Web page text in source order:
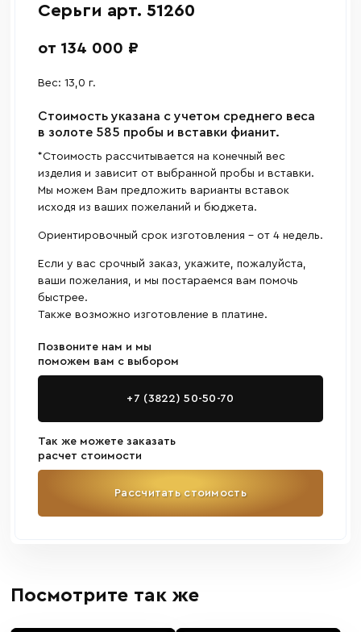
Серьги арт. 51260
от 134 000 ₽
Вес: 13,0 г.
Cтоимость указана с учетом среднего веса
в золоте 585 пробы и вставки фианит.
*Стоимость рассчитывается на конечный вес
изделия и зависит от выбранной пробы и вставки.
Мы можем Вам предложить варианты вставок
исходя из ваших пожеланий и бюджета.
Ориентировочный срок изготовления - от 4 недель.
Если у вас срочный заказ, укажите, пожалуйста,
ваши пожелания, и мы постараемся вам помочь
быстрее.
Также возможно изготовление в платине.
Позвоните нам и мы
поможем вам с выбором
+7 (3822) 50-50-70
Так же можете заказать
расчет стоимости
Рассчитать стоимость
Посмотрите так же